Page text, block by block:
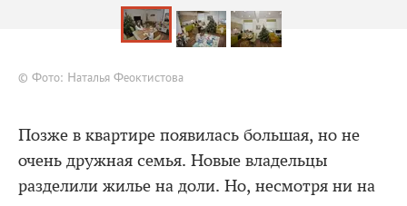
© Фото: Наталья Феоктистова
Позже в квартире появилась большая, но не
очень дружная семья. Новые владельцы
разделили жилье на доли. Но, несмотря ни на